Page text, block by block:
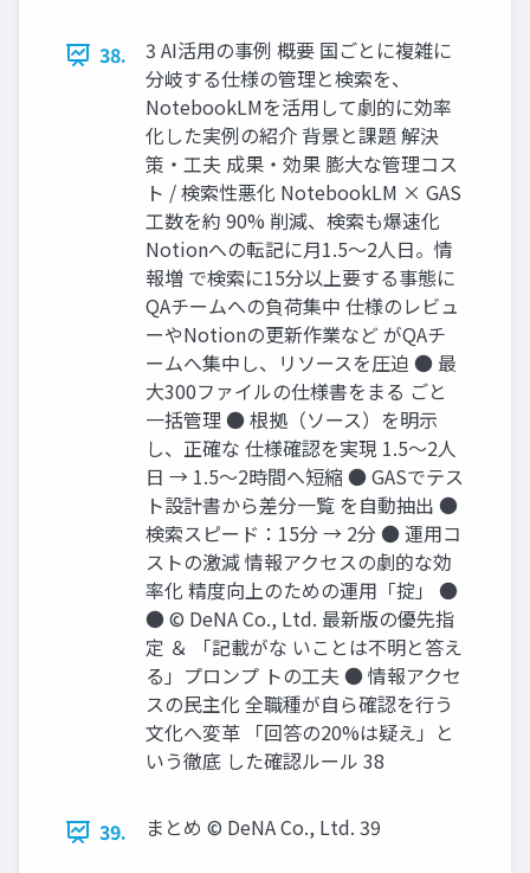
38.
3 AI活用の事例 概要 国ごとに複雑に
分岐する仕様の管理と検索を、
NotebookLMを活用して劇的に効率
化した実例の紹介 背景と課題 解決
策・工夫 成果・効果 膨大な管理コス
ト / 検索性悪化 NotebookLM × GAS
工数を約 90% 削減、検索も爆速化
Notionへの転記に月1.5〜2人日。情
報増 で検索に15分以上要する事態に
QAチームへの負荷集中 仕様のレビュ
ーやNotionの更新作業など がQAチ
ームへ集中し、リソースを圧迫 ● 最
大300ファイルの仕様書をまる ごと
一括管理 ● 根拠（ソース）を明示
し、正確な 仕様確認を実現 1.5〜2人
日 → 1.5〜2時間へ短縮 ● GASでテス
ト設計書から差分一覧 を自動抽出 ●
検索スピード：15分 → 2分 ● 運用コ
ストの激減 情報アクセスの劇的な効
率化 精度向上のための運用「掟」 ●
● © DeNA Co., Ltd. 最新版の優先指
定 ＆ 「記載がな いことは不明と答え
る」プロンプ トの工夫 ● 情報アクセ
スの民主化 全職種が自ら確認を行う
文化へ変革 「回答の20%は疑え」と
いう徹底 した確認ルール 38
39. まとめ © DeNA Co., Ltd. 39